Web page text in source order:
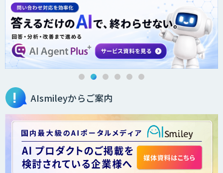
AIsmileyからご案内